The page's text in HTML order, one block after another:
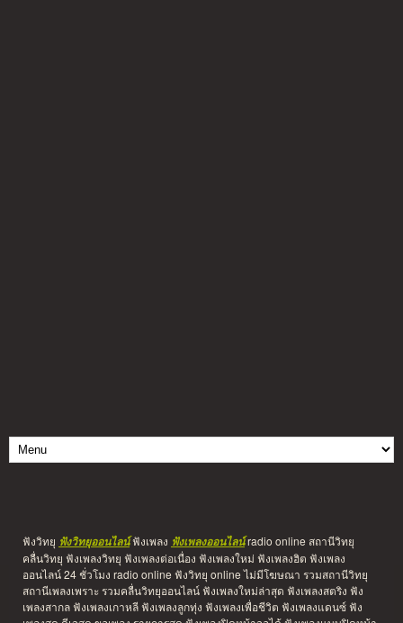
ฟังวิทยุ ฟังวิทยุออนไลน์ฟังเพลง ฟังเพลงออนไลน์radio online สถานีวิทยุ
คลื่นวิทยุ ฟังเพลงวิทยุ ฟังเพลงต่อเนื่อง ฟังเพลงใหม่ ฟังเพลงฮิต ฟังเพลง
ออนไลน์ 24 ชั่วโมง radio online ฟังวิทยุ online ไม่มีโฆษณา รวมสถานีวิทยุ
สถานีเพลงเพราะ รวมคลื่นวิทยุออนไลน์ ฟังเพลงใหม่ล่าสุด ฟังเพลงสตริง ฟัง
เพลงสากล ฟังเพลงเกาหลี ฟังเพลงลูกทุ่ง ฟังเพลงเพื่อชีวิต ฟังเพลงแดนซ์ ฟัง